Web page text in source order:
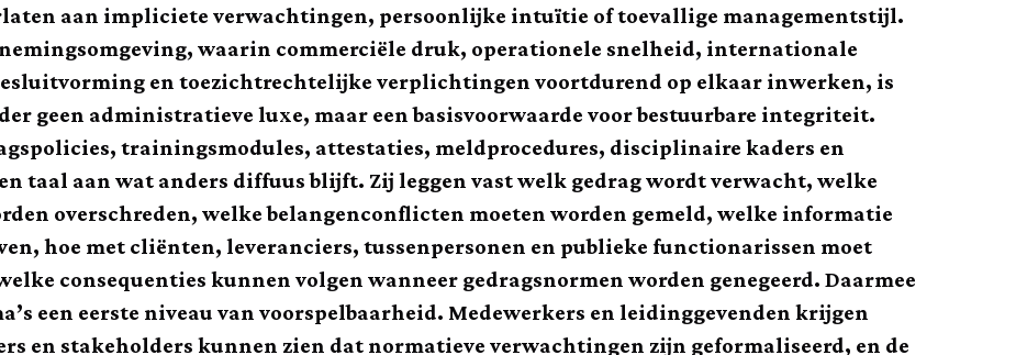
aan impliciete verwachtingen, persoonlijke intuïtie of toevallige managementstijl.
waarin commerciële druk, operationele snelheid, internationale
en toezichtrechtelijke verplichtingen voortdurend op elkaar inwerken, is
geen administratieve luxe, maar een basisvoorwaarde voor bestuurbare integriteit.
trainingsmodules, attestaties, meldprocedures, disciplinaire kaders en
taal aan wat anders diffuus blijft. Zij leggen vast welk gedrag wordt verwacht, welke
overschreden, welke belangenconflicten moeten worden gemeld, welke informatie
hoe met cliënten, leveranciers, tussenpersonen en publieke functionarissen moet
consequenties kunnen volgen wanneer gedragsnormen worden genegeerd. Daarmee
een eerste niveau van voorspelbaarheid. Medewerkers en leidinggevenden krijgen
en stakeholders kunnen zien dat normatieve verwachtingen zijn geformaliseerd, en de